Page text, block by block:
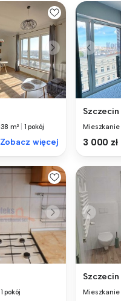
38 m² 1 pokój
Zobacz więcej
Szczecin
Mieszkanie
3 000 zł
1 pokój
Szczecin
Mieszkanie